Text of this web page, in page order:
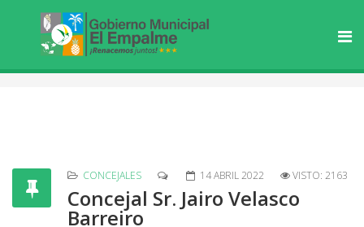
CONCEJALES 14 ABRIL 2022 VISTO: 2163
Concejal Sr. Jairo Velasco
Barreiro